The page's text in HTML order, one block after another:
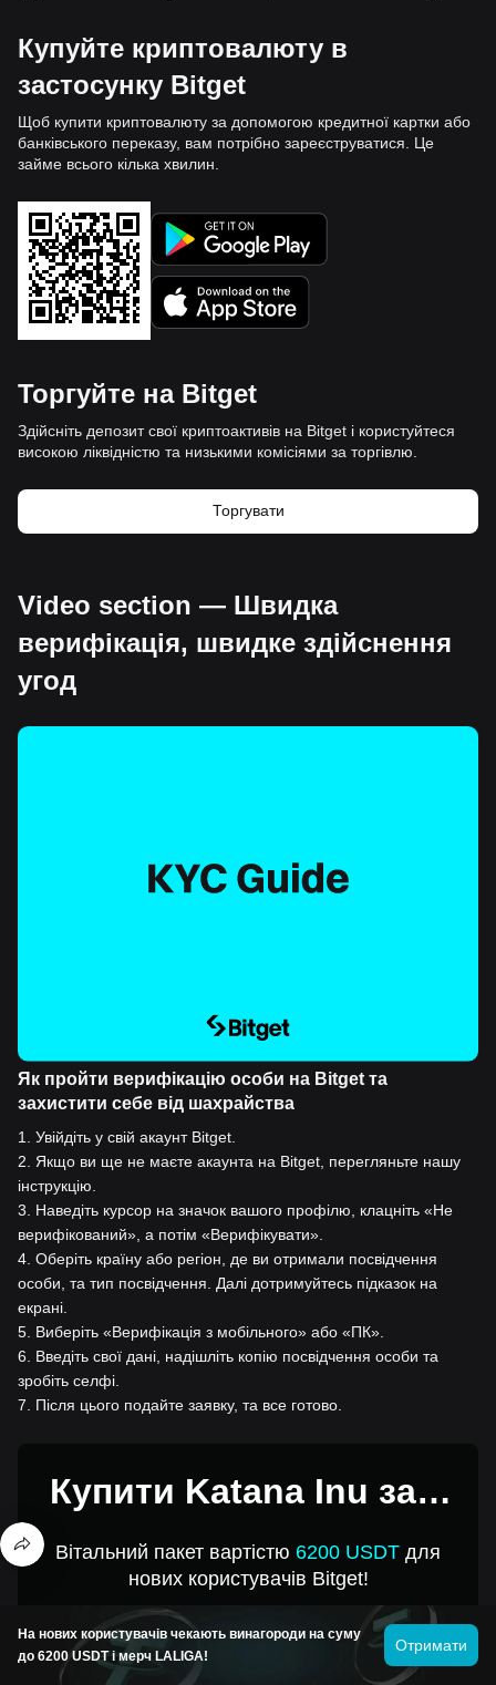
Купуйте криптовалюту в
застосунку Bitget
Щоб купити криптовалюту за допомогою кредитної картки або
банківського переказу, вам потрібно зареєструватися. Це
займе всього кілька хвилин.
Торгуйте на Bitget
Здійсніть депозит свої криптоактивів на Bitget і користуйтеся
високою ліквідністю та низькими комісіями за торгівлю.
Торгувати
Video section — Швидка
верифікація, швидке здійснення
угод
Як пройти верифікацію особи на Bitget та
захистити себе від шахрайства
1
Увійдіть у свій акаунт Bitget.
2
Якщо ви ще не маєте акаунта на Bitget, перегляньте нашу
інструкцію.
3
Наведіть курсор на значок вашого профілю, клацніть «Не
верифікований», а потім «Верифікувати».
4 Оберіть країну або регіон, де ви отримали посвідчення
особи, та тип посвідчення. Далі дотримуйтесь підказок на
екрані.
5 Виберіть «Верифікація з мобільного» або «ПК».
6
Введіть свої дані, надішліть копію посвідчення особи та
зробіть селфі.
7
Після цього подайте заявку, та все готово.
Купити Katana Inu за 1
Вітальний пакет вартістю 6200 USDT для
нових користувачів Bitget!
Купуйте Katana Inu
На нових користувачів чекають винагороди на суму
до 6200 USDT і мерч LALIGA!
Отримати